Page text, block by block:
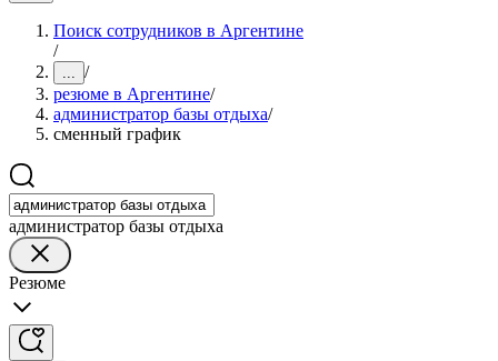
Поиск сотрудников в Аргентине
/
... /
резюме в Аргентине/
администратор базы отдыха/
сменный график
администратор базы отдыха
Резюме